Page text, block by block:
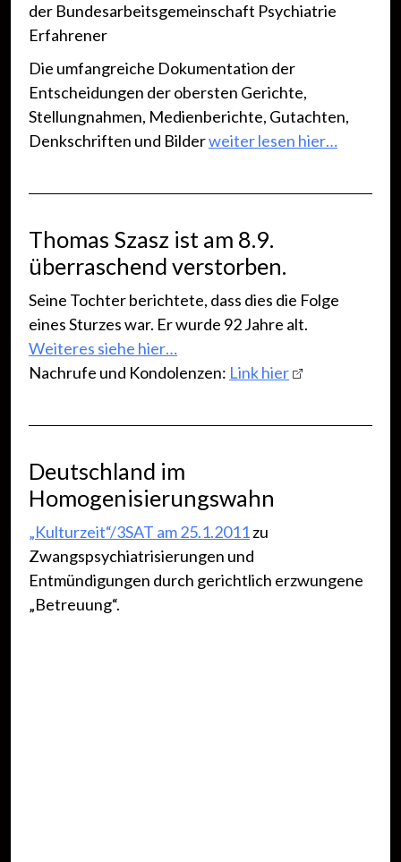
der Bundesarbeitsgemeinschaft Psychiatrie
Erfahrener
Die umfangreiche Dokumentation der
Entscheidungen der obersten Gerichte,
Stellungnahmen, Medienberichte, Gutachten,
Denkschriften und Bilderweiter lesen hier…
Thomas Szasz ist am 8.9.
überraschend verstorben.
Seine Tochter berichtete, dass dies die Folge
eines Sturzes war. Er wurde 92 Jahre alt.
Weiteres siehe hier…
Nachrufe und Kondolenzen: Link hier
Deutschland im
Homogenisierungswahn
„Kulturzeit“/3SAT am 25.1.2011zu
Zwangspsychiatrisierungen und
Entmündigungen durch gerichtlich erzwungene
„Betreuung“.